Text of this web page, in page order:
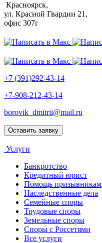
Красноярск,
ул. Красной Гвардии 21,
офис 307г
+7 (391)292-43-14
+7-908-212-43-14
borovik_dmitrii@mail.ru
Оставить заявку
Услуги
Банкротство
Кредитный юрист
Помощь призывникам
Наследственные дела
Семейные споры
Трудовые споры
Земельные споры
Споры с Россетями
Все услуги